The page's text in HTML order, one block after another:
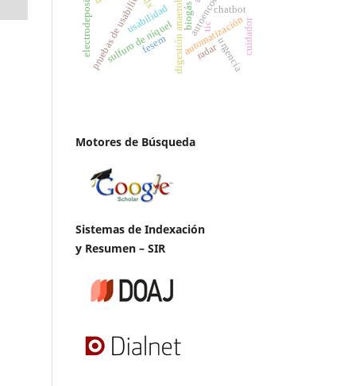
pruebas de usabilidadusabilidaddigestión anaerobiaautomatización
biogásautoencoder
electrodeposición sulfuro de níquel
fesem
chatbot
cuidador
urgencia
tic
radar
Motores de Búsqueda
Sistemas de Indexación
y Resumen – SIR